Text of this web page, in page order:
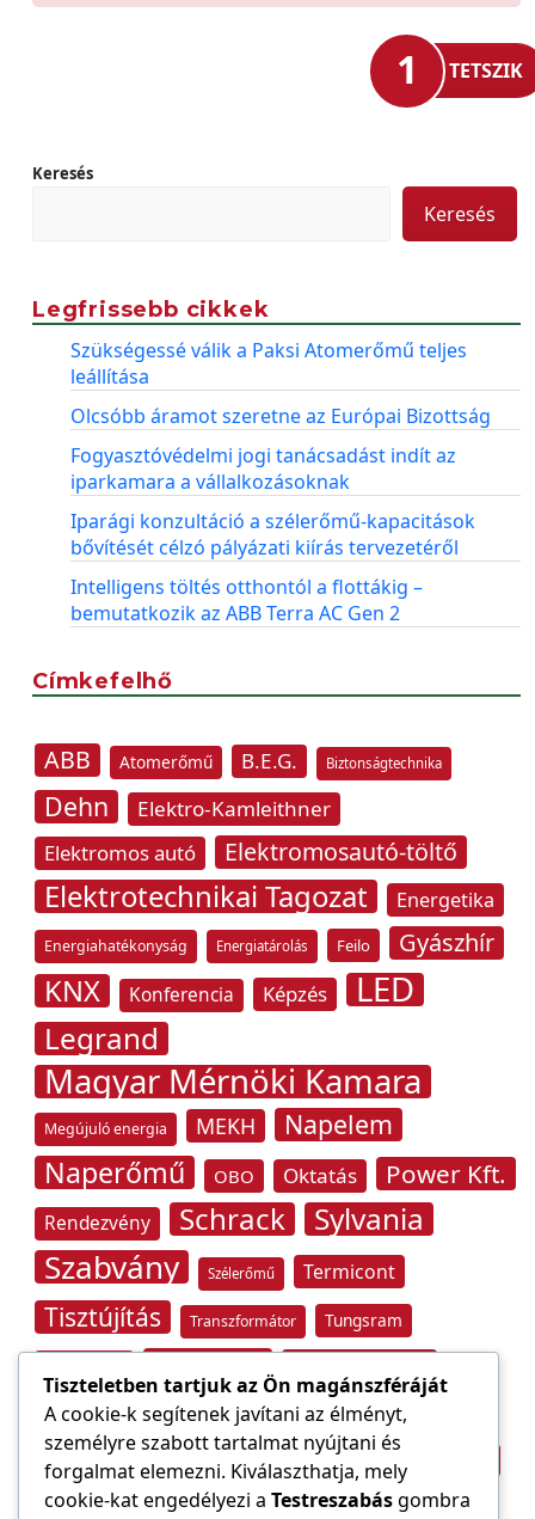
1 TETSZIK
Keresés
Keresés
Legfrissebb cikkek
Szükségessé válik a Paksi Atomerőmű teljes
leállítása
Olcsóbb áramot szeretne az Európai Bizottság
Fogyasztóvédelmi jogi tanácsadást indít az
iparkamara a vállalkozásoknak
Iparági konzultáció a szélerőmű-kapacitások
bővítését célzó pályázati kiírás tervezetéről
Intelligens töltés otthontól a flottákig –
bemutatkozik az ABB Terra AC Gen 2
Címkefelhő
ABB Atomerőmű B.E.G. Biztonságtechnika
Dehn
Elektro-Kamleithner
Elektromos autó
Elektromosautó-töltő
Elektrotechnikai Tagozat Energetika
Energiahatékonyság Energiatárolás Feilo Gyászhír
KNX Konferencia Képzés LED
Legrand
Magyar Mérnöki Kamara
Megújuló energia MEKH Napelem
Naperőmű OBO Oktatás Power Kft.
Rendezvény Schrack Sylvania
Szabvány Szélerőmű Termicont
Tisztújítás Transzformátor Tungsram
Villámvédelem
Világítástechnika Áramfogyasztás
Áramszolgáltató Építőipar átviteli hálózat
Tiszteletben tartjuk az Ön magánszféráját
A cookie-k segítenek javítani az élményt,
személyre szabott tartalmat nyújtani és
forgalmat elemezni. Kiválaszthatja, mely
cookie-kat engedélyezi a Testreszabásgombra